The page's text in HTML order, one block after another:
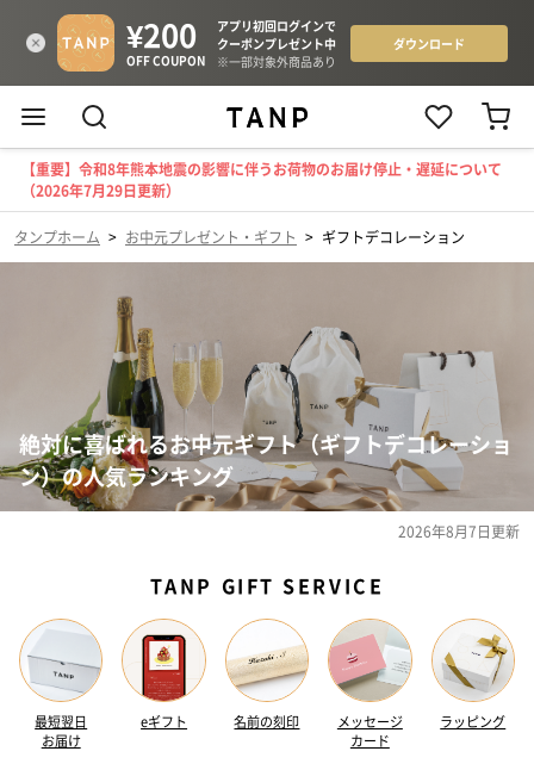
【重要】令和8年熊本地震の影響に伴うお荷物のお届け停止・遅延について
（2026年7月29日更新）
タンプホーム > お中元プレゼント・ギフト > ギフトデコレーション
絶対に喜ばれるお中元ギフト（ギフトデコレーショ
ン）の人気ランキング
2026年8月7日更新
TANP GIFT SERVICE
最短翌日
お届け
eギフト 名前の刻印
メッセージ
カード
ラッピング